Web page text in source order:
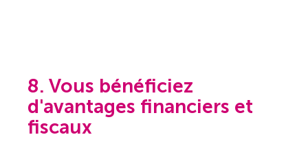
8. Vous bénéficiez
d'avantages financiers et
fiscaux